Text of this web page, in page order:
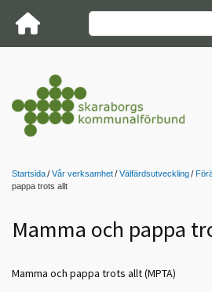
Startsida Vår verksamhet Välfärdsutveckling
pappa trots allt
Mamma och pappa
Mamma och pappa trots allt (MPTA)